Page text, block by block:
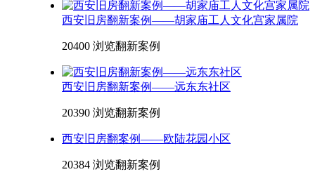
西安旧房翻新案例——胡家庙工人文化宫家属院
20400 浏览翻新案例
西安旧房翻新案例——远东东社区
20390 浏览翻新案例
西安旧房翻案例——欧陆花园小区
20384 浏览翻新案例